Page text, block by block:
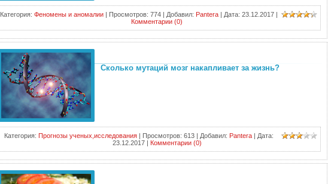
Категория: Феномены и аномалии | Просмотров: 774 | Добавил: Pantera | Дата: 23.12.2017 |
Комментарии (0)
Сколько мутаций мозг накапливает за жизнь?
Категория: Прогнозы ученых,исследования | Просмотров: 613 | Добавил: Pantera | Дата:
23.12.2017 | Комментарии (0)